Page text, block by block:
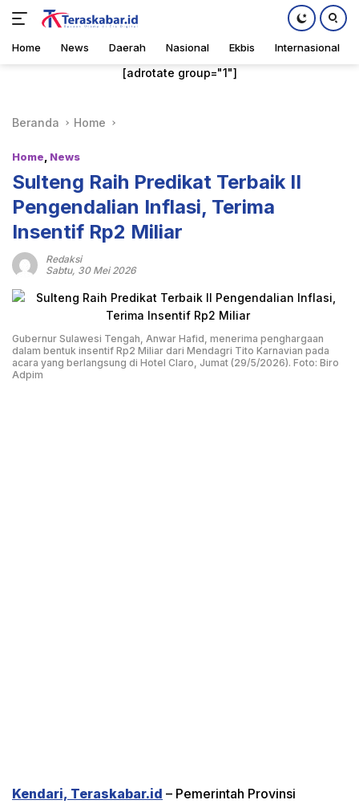
Home News Daerah Nasional Ekbis Internasional
[adrotate group="1"]
Beranda Home
Home News
Sulteng Raih Predikat Terbaik II
Pengendalian Inflasi, Terima
Insentif Rp2 Miliar
Redaksi
Sabtu, 30 Mei 2026
Gubernur Sulawesi Tengah, Anwar Hafid, menerima penghargaan
dalam bentuk insentif Rp2 Miliar dari Mendagri Tito Karnavian pada
acara yang berlangsung di Hotel Claro, Jumat (29/5/2026). Foto: Biro
Adpim
Kendari, Teraskabar.id – Pemerintah Provinsi